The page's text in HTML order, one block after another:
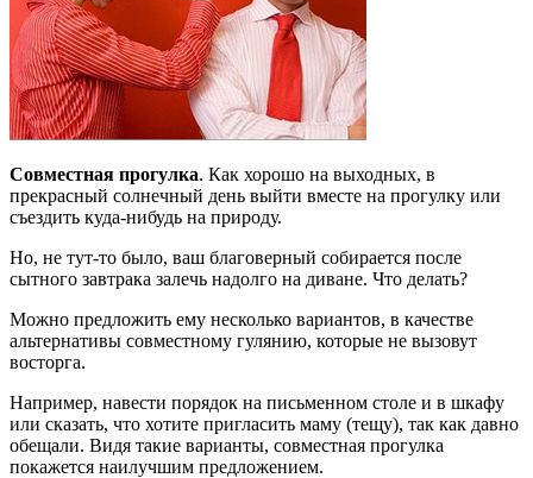
Совместная прогулка. Как хорошо на выходных, в
прекрасный солнечный день выйти вместе на прогулку или
съездить куда-нибудь на природу.
Но, не тут-то было, ваш благоверный собирается после
сытного завтрака залечь надолго на диване. Что делать?
Можно предложить ему несколько вариантов, в качестве
альтернативы совместному гулянию, которые не вызовут
восторга.
Например, навести порядок на письменном столе и в шкафу
или сказать, что хотите пригласить маму (тещу), так как давно
обещали. Видя такие варианты, совместная прогулка
покажется наилучшим предложением.